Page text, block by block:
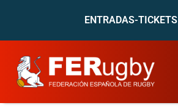
ENTRADAS-TICKETS